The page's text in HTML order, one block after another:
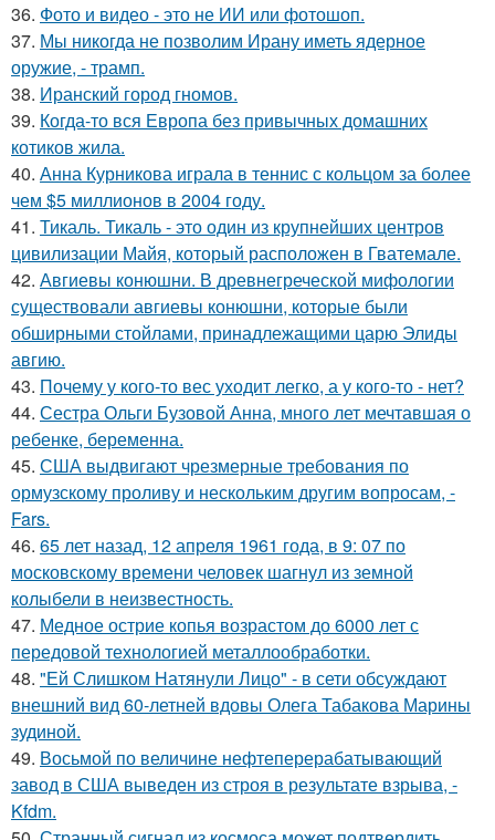
36. Фото и видео - это не ИИ или фотошоп.
37. Мы никогда не позволим Ирану иметь ядерное
оружие, - трамп.
38. Иранский город гномов.
39. Когда-то вся Европа без привычных домашних
котиков жила.
40. Анна Курникова играла в теннис с кольцом за более
чем $5 миллионов в 2004 году.
41. Тикаль. Тикаль - это один из крупнейших центров
цивилизации Майя, который расположен в Гватемале.
42. Авгиевы конюшни. В древнегреческой мифологии
существовали авгиевы конюшни, которые были
обширными стойлами, принадлежащими царю Элиды
авгию.
43. Почему у кого-то вес уходит легко, а у кого-то - нет?
44. Сестра Ольги Бузовой Анна, много лет мечтавшая о
ребенке, беременна.
45. США выдвигают чрезмерные требования по
ормузскому проливу и нескольким другим вопросам, -
Fars.
46. 65 лет назад, 12 апреля 1961 года, в 9: 07 по
московскому времени человек шагнул из земной
колыбели в неизвестность.
47. Медное острие копья возрастом до 6000 лет с
передовой технологией металлообработки.
48. "Ей Слишком Натянули Лицо" - в сети обсуждают
внешний вид 60-летней вдовы Олега Табакова Марины
зудиной.
49. Восьмой по величине нефтеперерабатывающий
завод в США выведен из строя в результате взрыва, -
Kfdm.